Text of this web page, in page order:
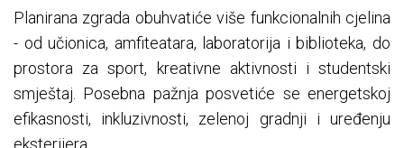
Planirana zgrada obuhvatiće više funkcionalnih cjelina
- od učionica, amfiteatara, laboratorija i biblioteka, do
prostora za sport, kreativne aktivnosti i studentski
smještaj. Posebna pažnja posvetiće se energetskoj
efikasnosti, inkluzivnosti, zelenoj gradnji i uređenju
eksterijera.